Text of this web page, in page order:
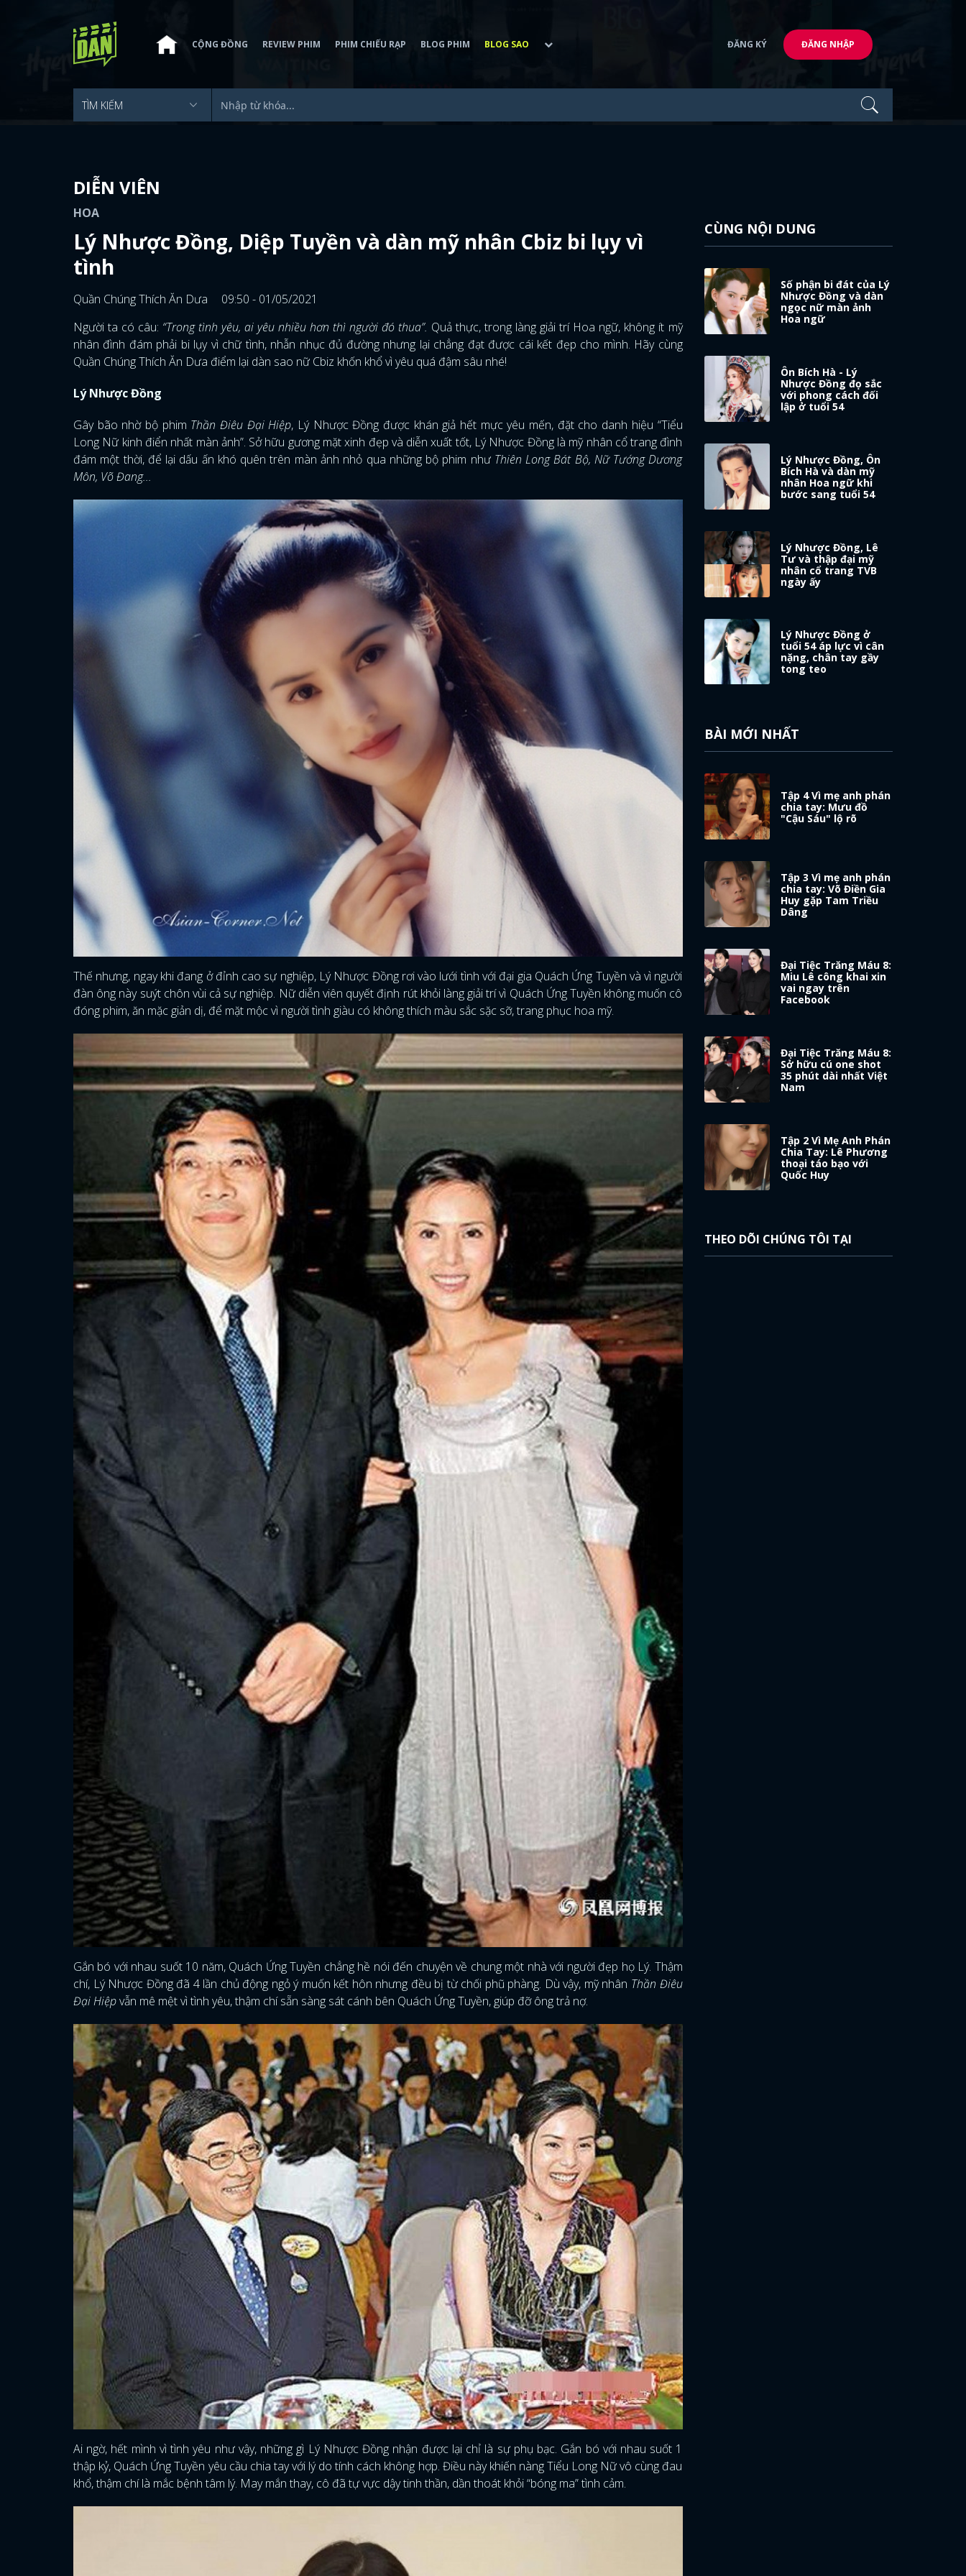
ĐĂNG NHẬP
FACEBOOK
CỘNG ĐỒNG REVIEW PHIM PHIM CHIẾU RẠP BLOG PHIM BLOG SAO ĐĂNG KÝ ĐĂNG NHẬP
DIỄN VIÊN
HOA
Lý Nhược Đồng, Diệp Tuyền và dàn mỹ nhân Cbiz bi lụy vì
tình
Quần Chúng Thích Ăn Dưa
09:50 - 01/05/2021
Người ta có câu: “Trong tình yêu, ai yêu nhiều hơn thì người đó thua”. Quả thực, trong làng giải trí Hoa ngữ, không ít mỹ
nhân đình đám phải bi lụy vì chữ tình, nhẫn nhục đủ đường nhưng lại chẳng đạt được cái kết đẹp cho mình. Hãy cùng
Quần Chúng Thích Ăn Dưa điểm lại dàn sao nữ Cbiz khốn khổ vì yêu quá đậm sâu nhé!
Lý Nhược Đồng
Gây bão nhờ bộ phim Thần Điêu Đại Hiệp, Lý Nhược Đồng được khán giả hết mực yêu mến, đặt cho danh hiệu “Tiểu
Long Nữ kinh điển nhất màn ảnh”. Sở hữu gương mặt xinh đẹp và diễn xuất tốt, Lý Nhược Đồng là mỹ nhân cổ trang đình
đám một thời, để lại dấu ấn khó quên trên màn ảnh nhỏ qua những bộ phim như Thiên Long Bát Bộ, Nữ Tướng Dương
Môn, Võ Đang...
Thế nhưng, ngay khi đang ở đỉnh cao sự nghiệp, Lý Nhược Đồng rơi vào lưới tình với đại gia Quách Ứng Tuyền và vì người
đàn ông này suýt chôn vùi cả sự nghiệp. Nữ diễn viên quyết định rút khỏi làng giải trí vì Quách Ứng Tuyền không muốn cô
đóng phim, ăn mặc giản dị, để mặt mộc vì người tình giàu có không thích màu sắc sặc sỡ, trang phục hoa mỹ.
Gắn bó với nhau suốt 10 năm, Quách Ứng Tuyền chẳng hề nói đến chuyện về chung một nhà với người đẹp họ Lý. Thậm
chí, Lý Nhược Đồng đã 4 lần chủ động ngỏ ý muốn kết hôn nhưng đều bị từ chối phũ phàng. Dù vậy, mỹ nhân Thần Điêu
Đại Hiệpvẫn mê mệt vì tình yêu, thậm chí sẵn sàng sát cánh bên Quách Ứng Tuyền, giúp đỡ ông trả nợ.
Ai ngờ, hết mình vì tình yêu như vậy, những gì Lý Nhược Đồng nhận được lại chỉ là sự phụ bạc. Gắn bó với nhau suốt 1
thập kỷ, Quách Ứng Tuyền yêu cầu chia tay với lý do tính cách không hợp. Điều này khiến nàng Tiểu Long Nữ vô cùng đau
khổ, thậm chí là mắc bệnh tâm lý. May mắn thay, cô đã tự vực dậy tinh thần, dần thoát khỏi “bóng ma” tình cảm.
CÙNG NỘI DUNG
Số phận bi đát của Lý
Nhược Đồng và dàn
ngọc nữ màn ảnh
Hoa ngữ
Ôn Bích Hà - Lý
Nhược Đồng đọ sắc
với phong cách đối
lập ở tuổi 54
Lý Nhược Đồng, Ôn
Bích Hà và dàn mỹ
nhân Hoa ngữ khi
bước sang tuổi 54
Lý Nhược Đồng, Lê
Tư và thập đại mỹ
nhân cổ trang TVB
ngày ấy
Lý Nhược Đồng ở
tuổi 54 áp lực vì cân
nặng, chân tay gầy
tong teo
BÀI MỚI NHẤT
Tập 4 Vì mẹ anh phán
chia tay: Mưu đồ
"Cậu Sáu" lộ rõ
Tập 3 Vì mẹ anh phán
chia tay: Võ Điền Gia
Huy gặp Tam Triều
Dâng
Đại Tiệc Trăng Máu 8:
Miu Lê công khai xin
vai ngay trên
Facebook
Đại Tiệc Trăng Máu 8:
Sở hữu cú one shot
35 phút dài nhất Việt
Nam
Tập 2 Vì Mẹ Anh Phán
Chia Tay: Lê Phương
thoại táo bạo với
Quốc Huy
THEO DÕI CHÚNG TÔI TẠI